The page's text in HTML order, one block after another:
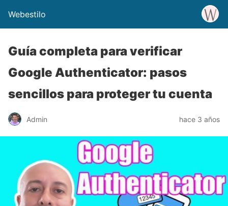
Webestilo
Guía completa para verificar
Google Authenticator: pasos
sencillos para proteger tu cuenta
Admin hace 3 años